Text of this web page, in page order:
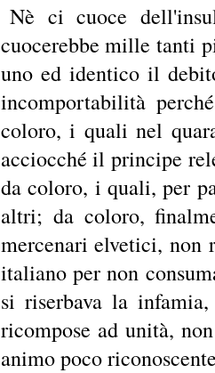
Nè ci cuoce
cuocerebbe mille tanti
uno ed identico il
incomportabilità
coloro, i quali nel
acciocché il principe
da coloro, i quali, per
altri; da coloro,
mercenari elvetici, non
italiano per non
si riserbava la
ricompose ad unità,
animo poco